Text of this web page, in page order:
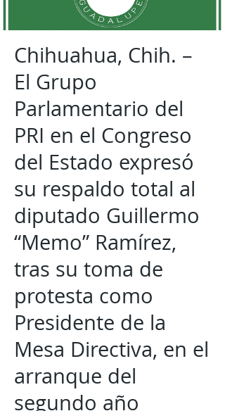
Chihuahua, Chih. –
El Grupo
Parlamentario del
PRI en el Congreso
del Estado expresó
su respaldo total al
diputado Guillermo
“Memo” Ramírez,
tras su toma de
protesta como
Presidente de la
Mesa Directiva, en el
arranque del
segundo año